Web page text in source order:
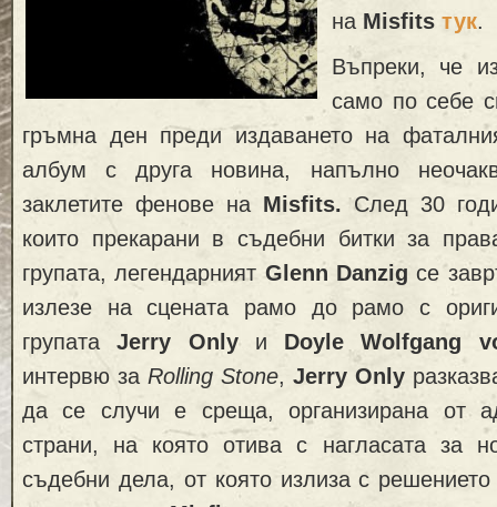
на Misfits тук.
Въпреки, че
само по себе
гръмна ден преди издаването на
албум с друга новина, напълно
заклетите фенове на Misfits.След 30
които прекарани в съдебни битки за
групата, легендарниятGlenn Danzig се
излeзе на сцената рамо до рамо с
групатаJerry Only и Doyle Wolfgang
интервю за Rolling Stone, Jerry Only
да се случи е среща, организирана от
страни, на която отива с нагласата за
съдебни дела, от която излиза с